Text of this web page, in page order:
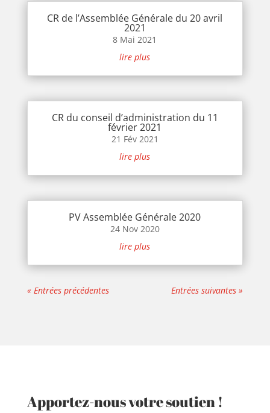
CR de l’Assemblée Générale du 20 avril
2021
8 Mai 2021
lire plus
CR du conseil d’administration du 11
février 2021
21 Fév 2021
lire plus
PV Assemblée Générale 2020
24 Nov 2020
lire plus
« Entrées précédentes Entrées suivantes »
Apportez-nous votre soutien !